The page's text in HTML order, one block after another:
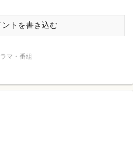
ントを書き込む
マ・番組